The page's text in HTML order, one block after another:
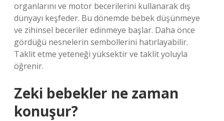
organlarını ve motor becerilerini kullanarak dış
dünyayı keşfeder. Bu dönemde bebek düşünmeye
ve zihinsel beceriler edinmeye başlar. Daha önce
gördüğü nesnelerin sembollerini hatırlayabilir.
Taklit etme yeteneği yüksektir ve taklit yoluyla
öğrenir.
Zeki bebekler ne zaman
konuşur?